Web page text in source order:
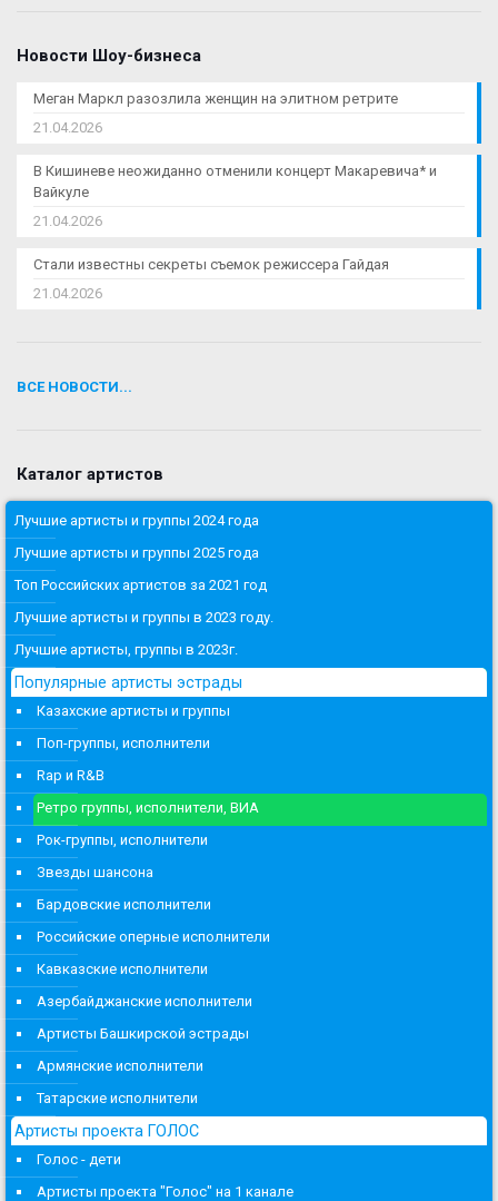
Новости Шоу-бизнеса
Меган Маркл разозлила женщин на элитном ретрите
21.04.2026
В Кишиневе неожиданно отменили концерт Макаревича* и
Вайкуле
21.04.2026
Стали известны секреты съемок режиссера Гайдая
21.04.2026
ВСЕ НОВОСТИ...
Каталог артистов
Лучшие артисты и группы 2024 года
Лучшие артисты и группы 2025 года
Топ Российских артистов за 2021 год
Лучшие артисты и группы в 2023 году.
Лучшие артисты, группы в 2023г.
Популярные артисты эстрады
Казахские артисты и группы
Поп-группы, исполнители
Rap и R&B
Ретро группы, исполнители, ВИА
Рок-группы, исполнители
Звезды шансона
Бардовские исполнители
Российские оперные исполнители
Кавказские исполнители
Азербайджанские исполнители
Артисты Башкирской эстрады
Армянские исполнители
Татарские исполнители
Артисты проекта ГОЛОС
Голос - дети
Артисты проекта "Голос" на 1 канале